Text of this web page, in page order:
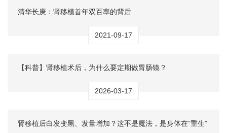
清华长庚：肾移植首年双百率的背后
2021-09-17
【科普】肾移植术后，为什么要定期做胃肠镜？
2026-03-17
肾移植后白发变黑、发量增加？这不是魔法，是身体在“重生”